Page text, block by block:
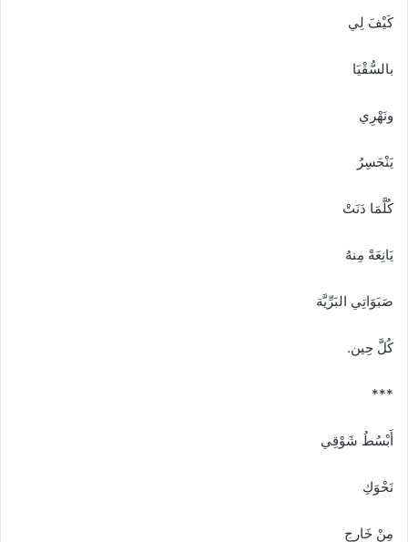
كَيْفَ لِي
بالسُّقْيَا
ونَهْرِي
يَنْحَسِرُ
كُلَّمَا دَنَتْ
يَانِعَةً مِنهُ
صَبَوَاتِي البَرِّيَّة
كُلَّ حِين.
***
أَبْسُطُ شَوْقِي
نَحْوَكِ
مِنْ خَارِج